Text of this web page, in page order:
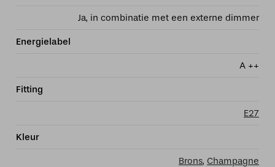
Ja, in combinatie met een externe dimmer
Energielabel
A ++
Fitting
E27
Kleur
Brons, Champagne